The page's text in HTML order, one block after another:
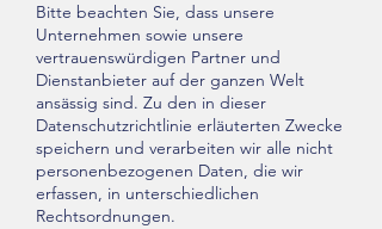
Bitte beachten Sie, dass unsere
Unternehmen sowie unsere
vertrauenswürdigen Partner und
Dienstanbieter auf der ganzen Welt
ansässig sind. Zu den in dieser
Datenschutzrichtlinie erläuterten Zwecke
speichern und verarbeiten wir alle nicht
personenbezogenen Daten, die wir
erfassen, in unterschiedlichen
Rechtsordnungen.